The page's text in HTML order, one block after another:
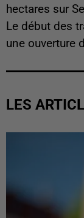
hectares sur
Le début des
une ouverture
LES